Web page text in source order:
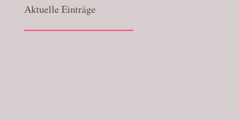
Aktuelle Einträge